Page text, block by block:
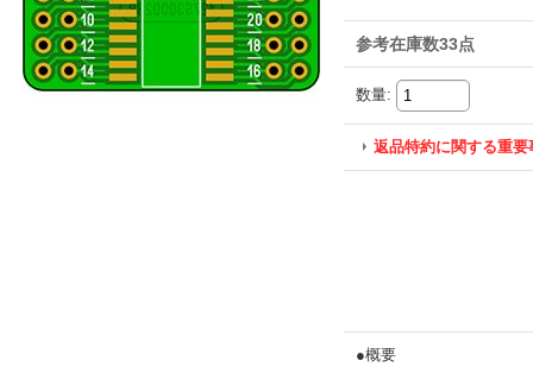
参考在庫数33点
数量:
返品特約に関する重要
●概要